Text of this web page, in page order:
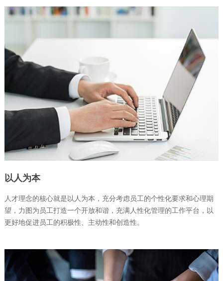
以人为本
人才理念的核心就是以人为本，充分考虑员工的个性化要求和心理期
望，力图为员工打造一个开放和谐，充满人性化管理的工作平台，以
更好地促进员工的积极性、主动性和创造性。